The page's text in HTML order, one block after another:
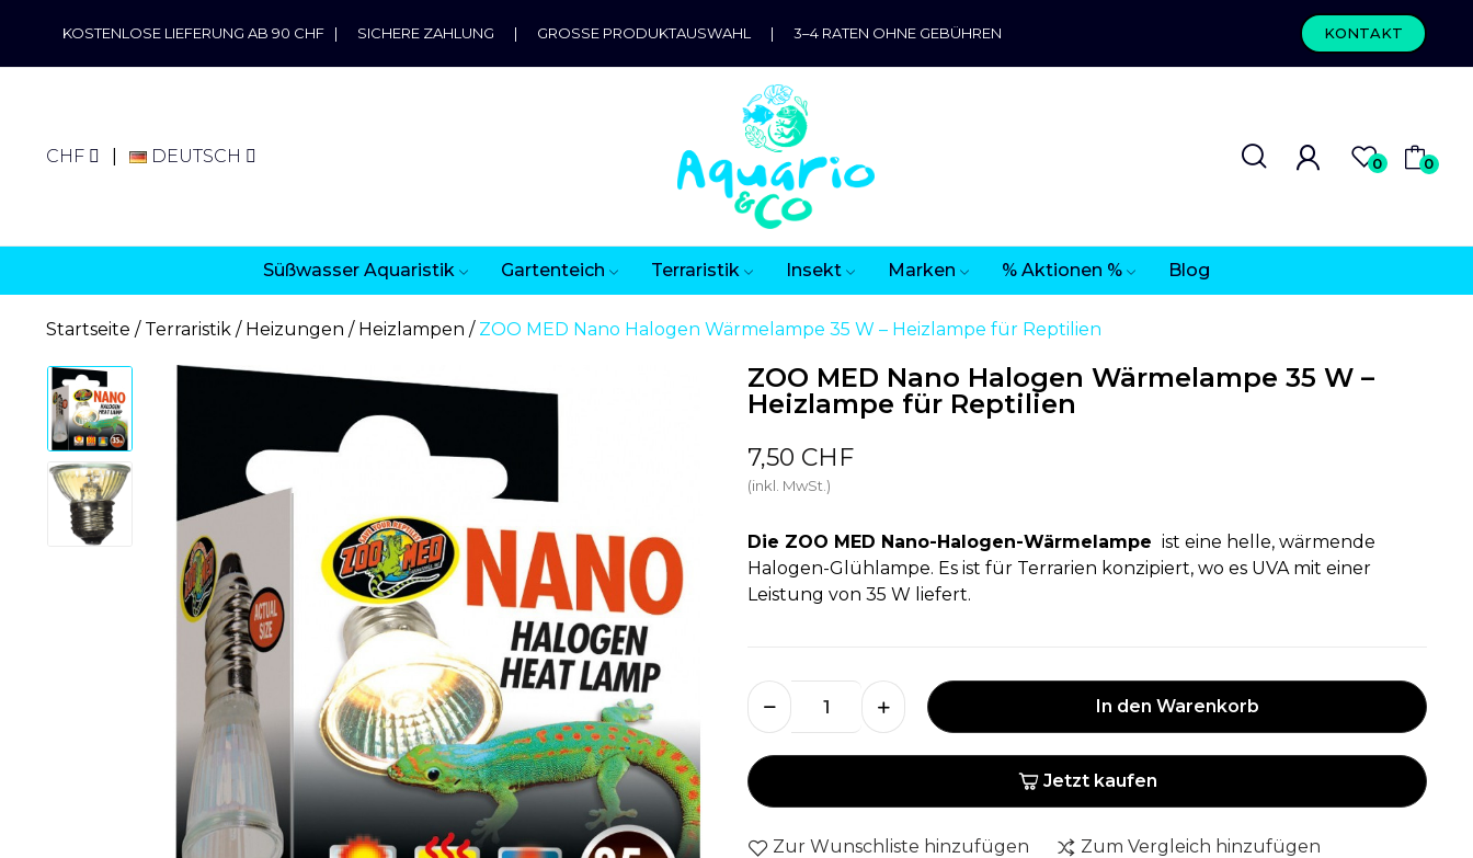
KOSTENLOSE LIEFERUNG AB 90 CHF | SICHERE ZAHLUNG | GROSSE PRODUKTAUSWAHL | 3–4 RATEN OHNE GEBÜHREN KONTAKT
CHF DEUTSCH 0 0
Süßwasser Aquaristik Gartenteich Terraristik Insekt Marken % Aktionen % Blog
Startseite Terraristik Heizungen Heizlampen ZOO MED Nano Halogen Wärmelampe 35 W – Heizlampe für Reptilien
ZOO MED Nano Halogen Wärmelampe 35 W –
Heizlampe für Reptilien
7,50 CHF
(inkl. MwSt.)
Die ZOO MED Nano-Halogen-Wärmelampe ist eine helle, wärmende
Halogen-Glühlampe. Es ist für Terrarien konzipiert, wo es UVA mit einer
Leistung von 35 W liefert.
In den Warenkorb
Jetzt kaufen
Zur Wunschliste hinzufügen Zum Vergleich hinzufügen